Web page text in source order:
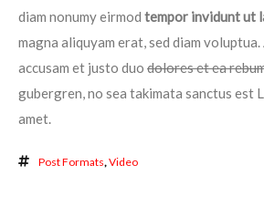
diam nonumy eirmod tempor invidunt ut
magna aliquyam erat, sed diam
accusam et justo duo dolores et ea
gubergren, no sea takimata sanctus est
amet.
Post Formats,Video